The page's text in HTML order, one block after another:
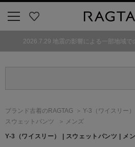
気
2026.7.29 地震の影響による一部地域で
ブランド古着のRAGTAG Y-3 （ワイスリー）
スウェットパンツ
メンズ
Y-3 （ワイスリー） | スウェットパンツ | メ